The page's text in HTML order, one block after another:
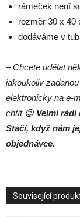
rámeček není
rozměr 30 x 40
dodáváme v
– Chcete udělat
jakoukoliv
elektronicky na e-
chtít 😉 Velmi rádi
Stačí, když nám
objednávce.
Související